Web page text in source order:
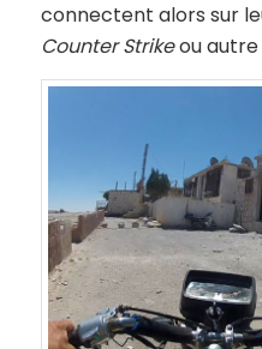
connectent alors sur
Counter Strikeou